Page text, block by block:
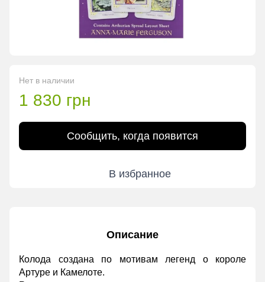
Нет в наличии
1 830 грн
Сообщить, когда появится
В избранное
Описание
Колода создана по мотивам легенд о короле
Артуре и Камелоте.